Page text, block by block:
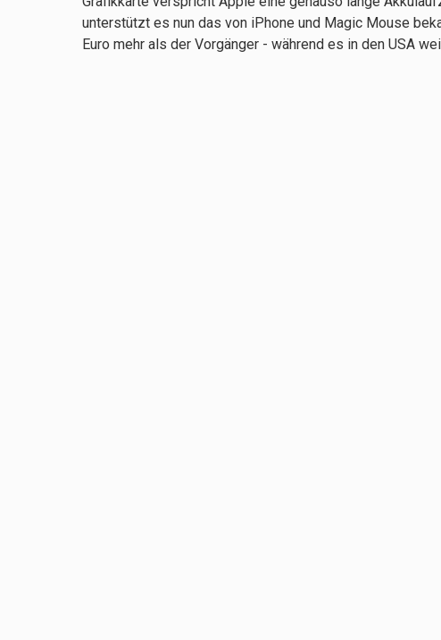
unterstützt es nun das von iPhone und Magic Mouse
Euro mehr als der Vorgänger - während es in den USA